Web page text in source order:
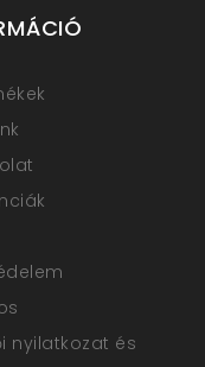
nyilatkozat és